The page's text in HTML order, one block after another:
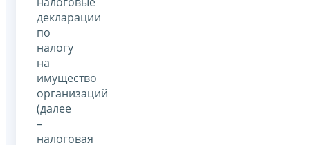
декларации
по
налогу
на
имущество
организаций
(далее
–
налоговая